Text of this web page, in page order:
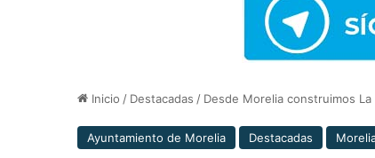
Inicio / Destacadas / Desde Morelia construimos
Ayuntamiento de Morelia Destacadas